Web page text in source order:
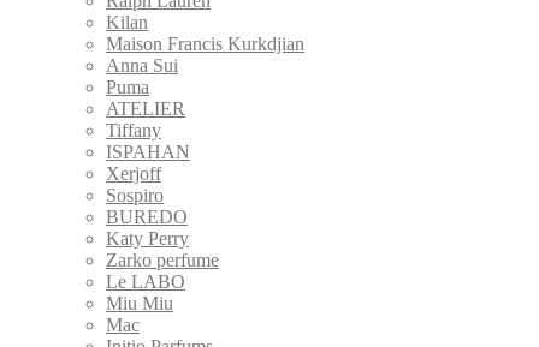
Kilan
Maison Francis Kurkdjian
Anna Sui
Puma
ATELIER
Tiffany
ISPAHAN
Xerjoff
Sospiro
BUREDO
Katy Perry
Zarko perfume
Le LABO
Miu Miu
Mac